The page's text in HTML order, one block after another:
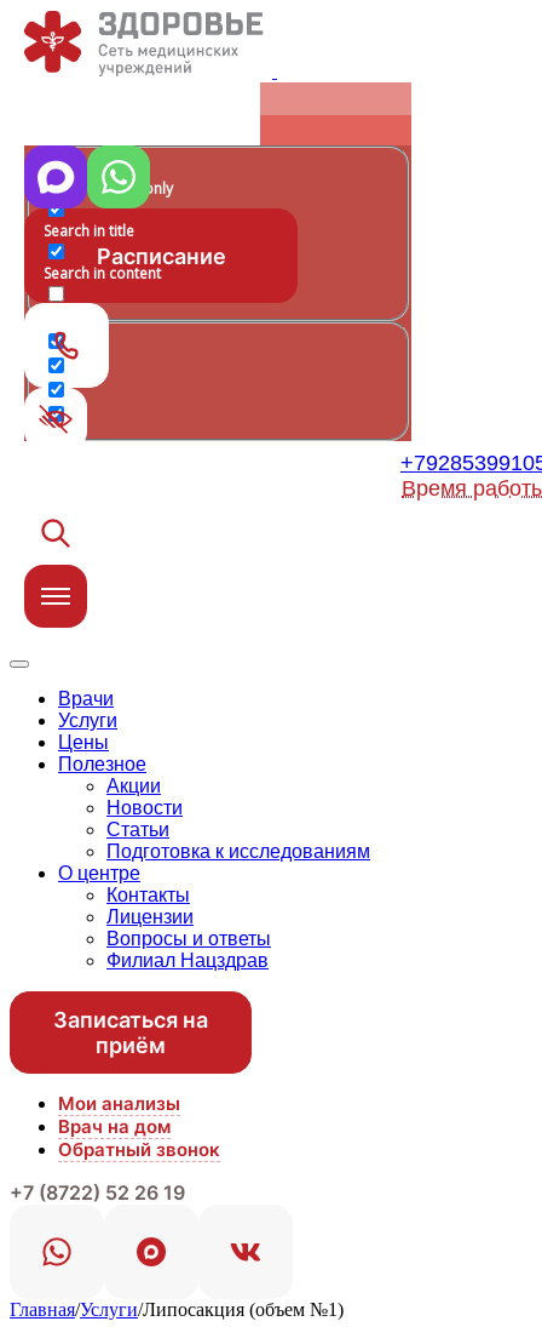
Exact matches only
Search in title
Search in content
Расписание
Время
Врачи
Услуги
Цены
Полезное
Акции
Новости
Статьи
Подготовка к исследованиям
О центре
Контакты
Лицензии
Вопросы и ответы
Филиал Нацздрав
Записаться на
приём
Мои анализы
Врач на дом
Обратный звонок
+7 (8722) 52 26 19
Главная/Услуги/Липосакция (объем №1)